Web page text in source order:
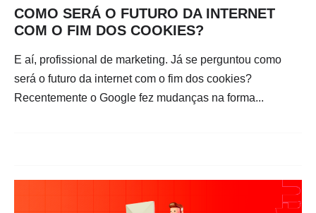
COMO SERÁ O FUTURO DA INTERNET
COM O FIM DOS COOKIES?
E aí, profissional de marketing. Já se perguntou como
será o futuro da internet com o fim dos cookies?
Recentemente o Google fez mudanças na forma...